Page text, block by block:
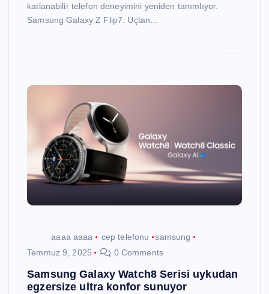
katlanabilir telefon deneyimini yeniden tanımlıyor.
Samsung Galaxy Z Flip7: Uçtan…
aaaa aaaa cep telefonu
samsung
Temmuz 9, 2025
0 Comments
Samsung Galaxy Watch8 Serisi uykudan
egzersize ultra konfor sunuyor